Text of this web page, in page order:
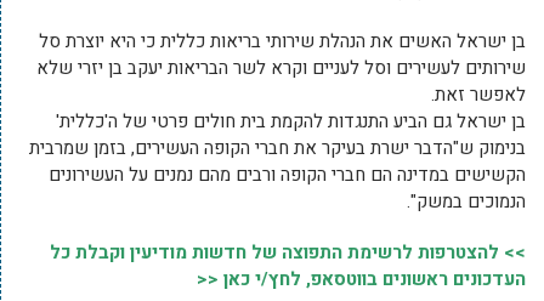
בן ישראל האשים את הנהלת שירותי בריאות כללית כי היא יוצרת סל
שירותים לעשירים וסל לעניים וקרא לשר הבריאות יעקב בן יזרי שלא
לאפשר זאת.
בן ישראל גם הביע התנגדות להקמת בית חולים פרטי של ה'כללית'
בנימוק ש"הדבר ישרת בעיקר את חברי הקופה העשירים, בזמן שמרבית
הקשישים במדינה הם חברי הקופה ורבים מהם נמנים על העשירונים
הנמוכים במשק".
>> להצטרפות לרשימת התפוצה של חדשות מודיעין וקבלת כל
העדכונים ראשונים בווטסאפ, לחץ/י כאן <<